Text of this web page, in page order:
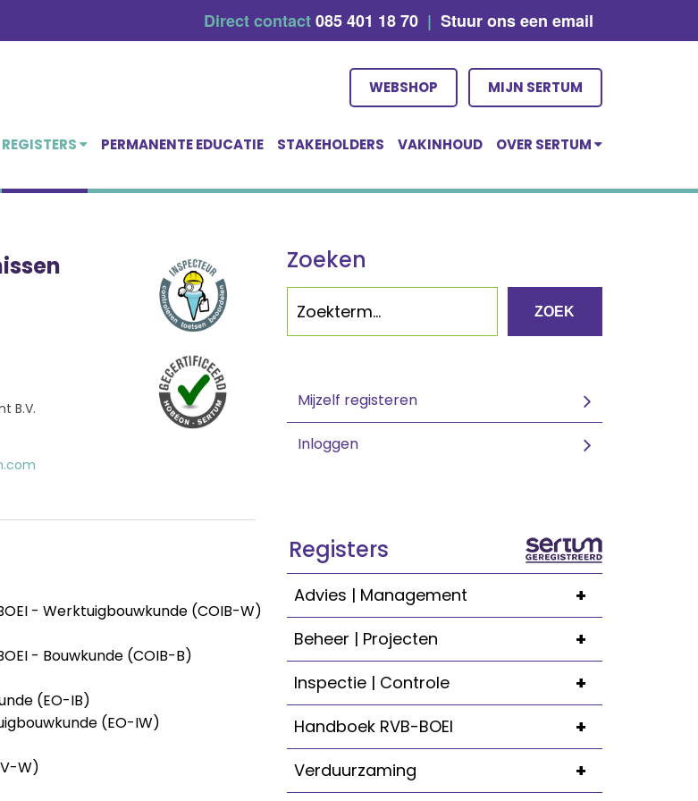
Direct contact085 401 18 70 | Stuur ons een email
WEBSHOP MIJN SERTUM
REGISTERS PERMANENTE EDUCATIE STAKEHOLDERS VAKINHOUD OVER SERTUM
B.V.
- Werktuigbouwkunde (COIB-W)
- Bouwkunde (COIB-B)
(EO-IB)
(EO-IW)
W)
Zoeken
ZOEK
Mijzelf registeren
Inloggen
Registers
+
Advies | Management
+
Beheer | Projecten
+
Inspectie | Controle
+
Handboek RVB-BOEI
+
Verduurzaming